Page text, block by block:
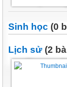
Sinh học (0
Lịch sử (2